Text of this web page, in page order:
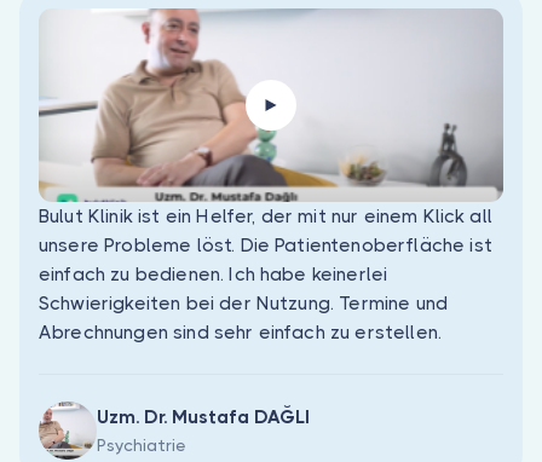
Bulut Klinik ist ein Helfer, der mit nur einem Klick all
unsere Probleme löst. Die Patientenoberfläche ist
einfach zu bedienen. Ich habe keinerlei
Schwierigkeiten bei der Nutzung. Termine und
Abrechnungen sind sehr einfach zu erstellen.
Uzm. Dr. Mustafa DAĞLI
Psychiatrie